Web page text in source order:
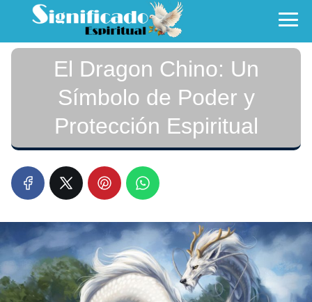
El Dragon Chino: Un
Símbolo de Poder y
Protección Espiritual